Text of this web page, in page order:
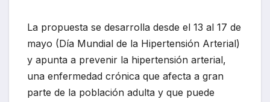
La propuesta se desarrolla desde el 13 al 17 de
mayo (Día Mundial de la Hipertensión Arterial)
y apunta a prevenir la hipertensión arterial,
una enfermedad crónica que afecta a gran
parte de la población adulta y que puede